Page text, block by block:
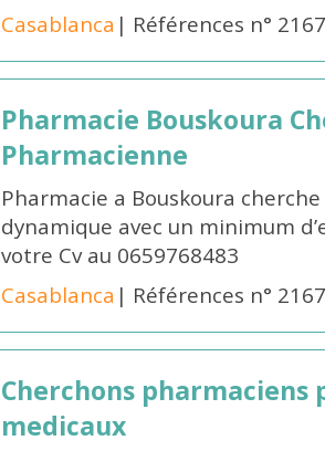
Casablanca | Références n°
Pharmacie Bouskoura
Pharmacienne
Pharmacie a Bouskoura
dynamique avec un minimum
votre Cv au 0659768483
Casablanca | Références n°
Cherchons
medicaux